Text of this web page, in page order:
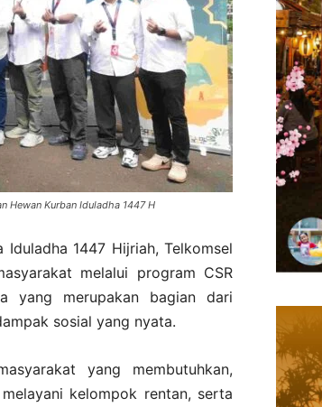
Hewan Kurban Iduladha 1447 H
1447 Hijriah, Telkomsel
melalui program CSR
yang merupakan bagian dari
sosial yang nyata.
yang membutuhkan,
kelompok rentan, serta